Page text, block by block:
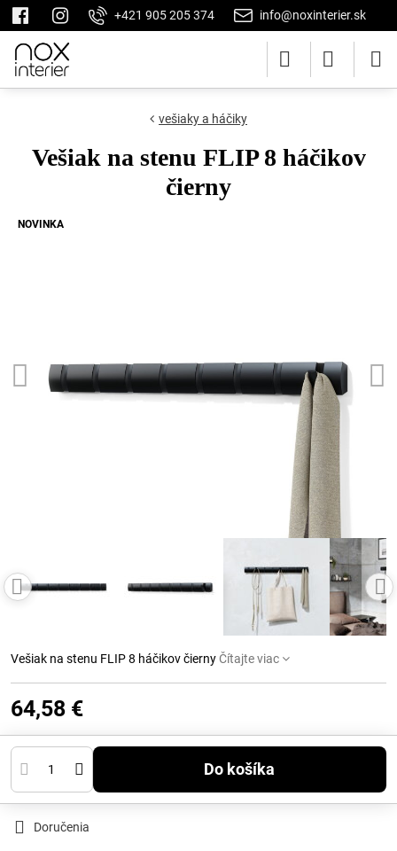
+421 905 205 374 info@noxinterier.sk
NOVINKA
vešiaky a háčiky
Vešiak na stenu FLIP 8 háčikov
čierny
Vešiak na stenu FLIP 8 háčikov čiernyČítajte viac
64,58 €
Do košíka
Doručenia